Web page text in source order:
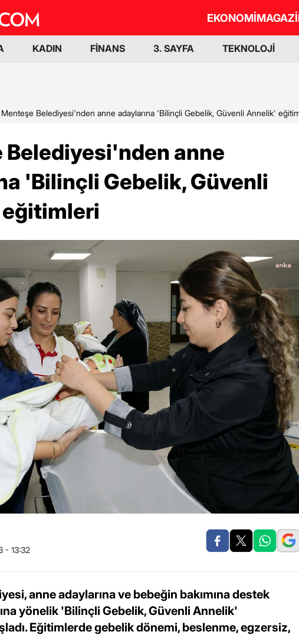
EKONOMİ
KADIN FİNANS 3. SAYFA TEKNOLOJİ
Menteşe Belediyesi'nden anne adaylarına 'Bilinçli Gebelik, Güvenli Annelik'
Belediyesi'nden anne
'Bilinçli Gebelik, Güvenli
- 13:32
anne adaylarına ve bebeğin bakımına destek
yönelik 'Bilinçli Gebelik, Güvenli Annelik'
Eğitimlerde gebelik dönemi, beslenme, egzersiz,